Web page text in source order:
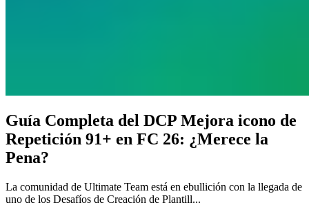
Guía Completa del DCP Mejora icono de
Repetición 91+ en FC 26: ¿Merece la
Pena?
La comunidad de Ultimate Team está en ebullición con la llegada de
uno de los Desafíos de Creación de Plantill...